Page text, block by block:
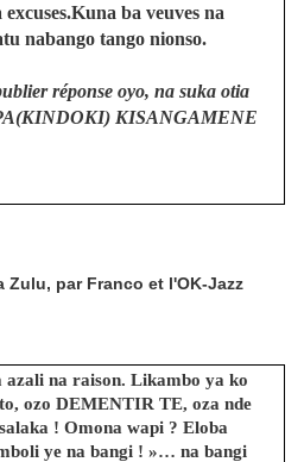
ba veuves na
nabango tango nionso.
réponse oyo, na suka otia
KISANGAMENE
Zulu, par Franco et l'OK-Jazz
azali na raison. Likambo ya ko
ozo DEMENTIR TE, oza nde
! Omona wapi ? Eloba
ye na bangi ! »… na bangi